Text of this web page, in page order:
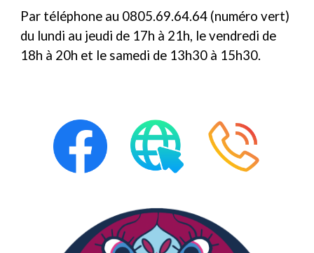
Par téléphone au 0805.69.64.64 (numéro vert)
du lundi au jeudi de 17h à 21h, le vendredi de
18h à 20h et le samedi de 13h30 à 15h30.